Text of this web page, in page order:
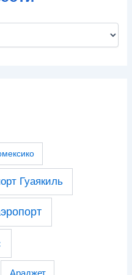
Гуаякиль
Араджет